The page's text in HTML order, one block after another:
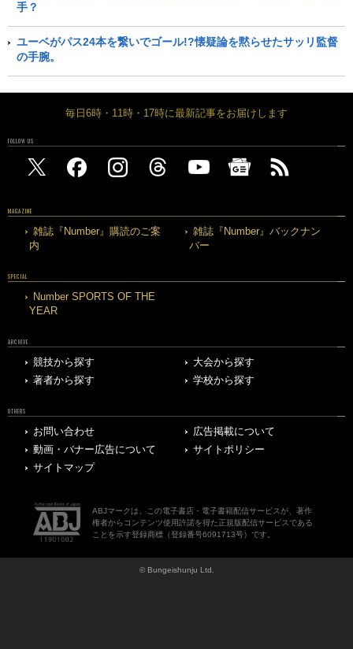
手？
ユーベがパス24本を繋いでゴール!?懐疑論を黙らせたサッリ監督
の手腕。
毎日6時・11時・17時に最新記事をお届けします
FOLLOW US
MAGAZINE
雑誌『Number』購読のご案
内
雑誌『Number』バックナン
バー
SPECIAL
Number SPORTS OF THE
YEAR
ARCHIVE
競技から探す
大会から探す
著者から探す
学校から探す
OTHERS
お問い合わせ
広告掲載について
動画・バナー広告について
サイトポリシー
サイトマップ
ABJマークは、この電子書店・電子書籍配信サービスが、著作
権者からコンテンツ使用許諾を得た正規版配信サービスである
ことを示す登録商標（登録番号6091713号）です。
© Bungeishunju Ltd.